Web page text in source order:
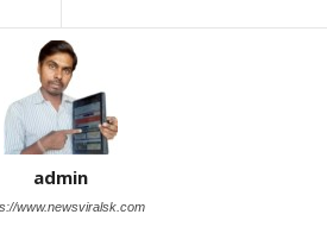
admin
www.newsviralsk.com